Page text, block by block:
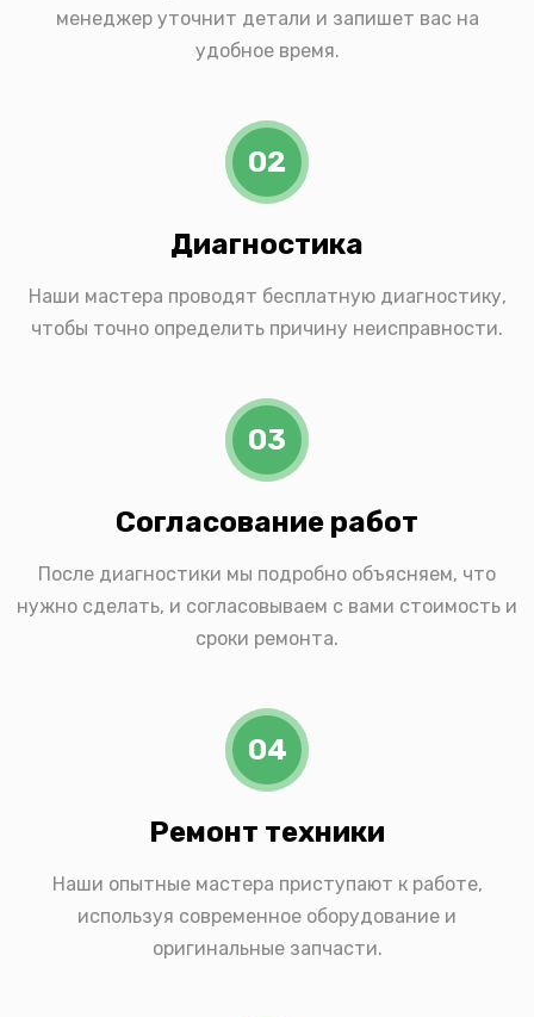
менеджер уточнит детали и запишет вас на
удобное время.
02
Диагностика
Наши мастера проводят бесплатную диагностику,
чтобы точно определить причину неисправности.
03
Согласование работ
После диагностики мы подробно объясняем, что
нужно сделать, и согласовываем с вами стоимость и
сроки ремонта.
04
Ремонт техники
Наши опытные мастера приступают к работе,
используя современное оборудование и
оригинальные запчасти.